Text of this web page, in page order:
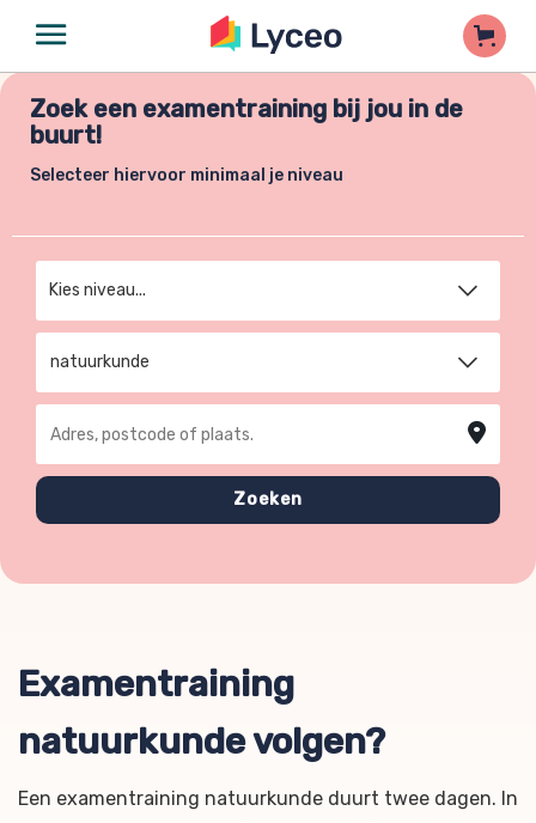
Zoek een examentraining bij jou in de
buurt!
Selecteer hiervoor minimaal je niveau
natuurkunde
Zoeken
Examentraining
natuurkunde volgen?
Een examentraining natuurkunde duurt twee dagen. In